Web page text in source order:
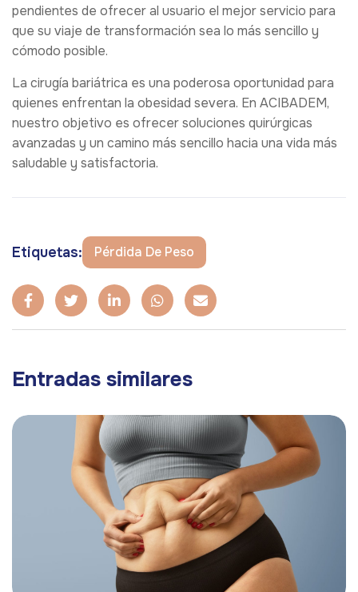
pendientes de ofrecer al usuario el mejor servicio para
que su viaje de transformación sea lo más sencillo y
cómodo posible.
La cirugía bariátrica es una poderosa oportunidad para
quienes enfrentan la obesidad severa. En ACIBADEM,
nuestro objetivo es ofrecer soluciones quirúrgicas
avanzadas y un camino más sencillo hacia una vida más
saludable y satisfactoria.
Etiquetas: Pérdida De Peso
Entradas similares